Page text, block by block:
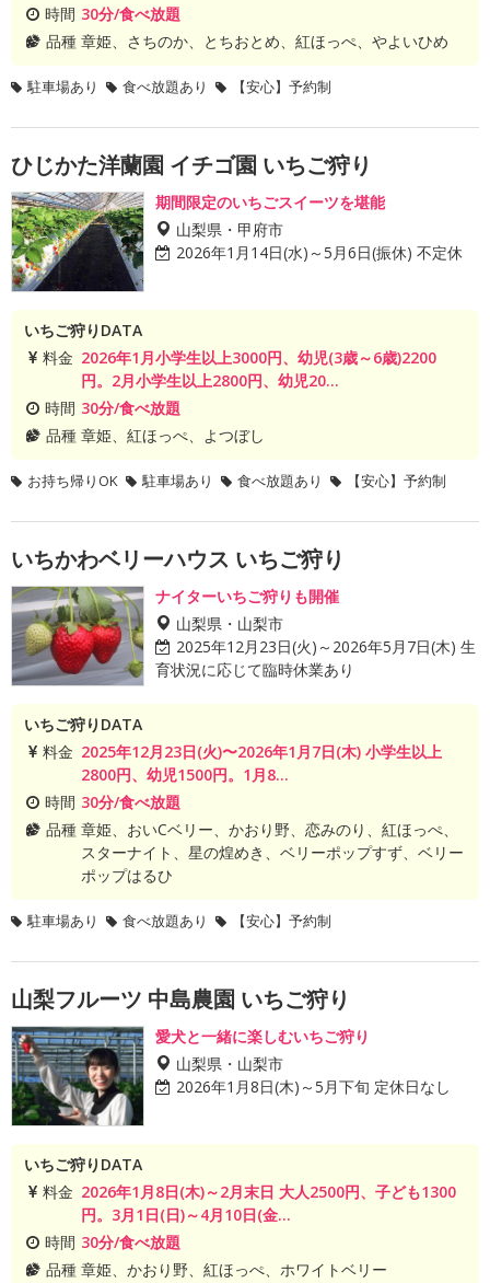
時間 30分/食べ放題
品種 章姫、さちのか、とちおとめ、紅ほっぺ、やよいひめ
駐車場あり 食べ放題あり 【安心】予約制
ひじかた洋蘭園 イチゴ園 いちご狩り
期間限定のいちごスイーツを堪能
山梨県・甲府市
2026年1月14日(水)～5月6日(振休) 不定休
いちご狩りDATA
料金 2026年1月小学生以上3000円、幼児(3歳～6歳)2200
円。2月小学生以上2800円、幼児20...
時間 30分/食べ放題
品種 章姫、紅ほっぺ、よつぼし
お持ち帰りOK 駐車場あり 食べ放題あり 【安心】予約制
いちかわベリーハウス いちご狩り
ナイターいちご狩りも開催
山梨県・山梨市
2025年12月23日(火)～2026年5月7日(木) 生
育状況に応じて臨時休業あり
いちご狩りDATA
料金 2025年12月23日(火)〜2026年1月7日(木) 小学生以上
2800円、幼児1500円。1月8...
時間 30分/食べ放題
品種 章姫、おいCベリー、かおり野、恋みのり、紅ほっぺ、
スターナイト、星の煌めき、ベリーポップすず、ベリー
ポップはるひ
駐車場あり 食べ放題あり 【安心】予約制
山梨フルーツ 中島農園 いちご狩り
愛犬と一緒に楽しむいちご狩り
山梨県・山梨市
2026年1月8日(木)～5月下旬 定休日なし
いちご狩りDATA
料金 2026年1月8日(木)～2月末日 大人2500円、子ども1300
円。3月1日(日)～4月10日(金...
時間 30分/食べ放題
品種 章姫、かおり野、紅ほっぺ、ホワイトベリー